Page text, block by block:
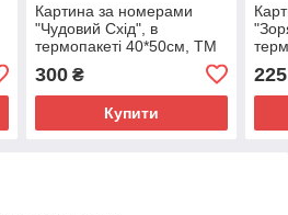
Картина за номерами
"Чудовий Схід", в
термопакеті 40*50см, ТМ
300₴
Купити
225